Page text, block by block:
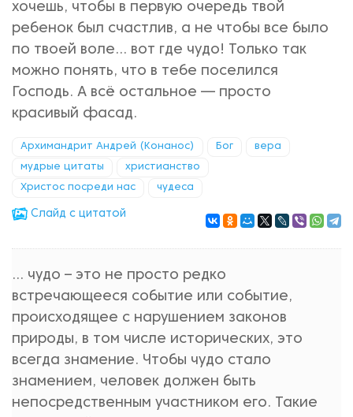
хочешь, чтобы в первую очередь твой
ребенок был счастлив, а не чтобы все было
по твоей воле... вот где чудо! Только так
можно понять, что в тебе поселился
Господь. А всё остальное — просто
красивый фасад.
Архимандрит Андрей (Конанос) Бог вера
мудрые цитаты христиaнствo
Христос посреди нас чудеса
Cлайд с цитатой
... чудо – это не просто редко
встречающееся событие или событие,
происходящее с нарушением законов
природы, в том числе исторических, это
всегда знамение. Чтобы чудо стало
знамением, человек должен быть
непосредственным участником его. Такие